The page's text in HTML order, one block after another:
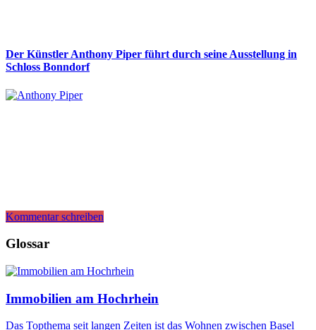
Der Künstler Anthony Piper führt durch seine Ausstellung in
Schloss Bonndorf
Kommentar schreiben
Glossar
Immobilien am Hochrhein
Das Topthema seit langen Zeiten ist das Wohnen zwischen Basel